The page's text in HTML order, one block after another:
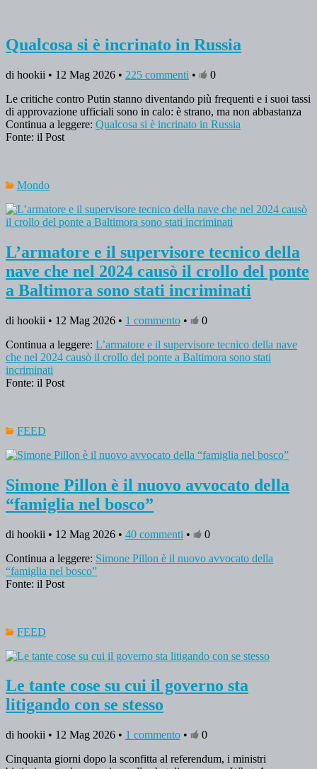
Qualcosa si è incrinato in Russia
di hookii • 12 Mag 2026 • 225 commenti •
0
Le critiche contro Putin stanno diventando più frequenti e i suoi tassi
di approvazione ufficiali sono in calo: è strano, ma non abbastanza
Continua a leggere: Qualcosa si è incrinato in Russia
Fonte: il Post
Mondo
L’armatore e il supervisore tecnico della
nave che nel 2024 causò il crollo del ponte
a Baltimora sono stati incriminati
di hookii • 12 Mag 2026 • 1 commento •
0
Continua a leggere: L’armatore e il supervisore tecnico della nave
che nel 2024 causò il crollo del ponte a Baltimora sono stati
incriminati
Fonte: il Post
FEED
Simone Pillon è il nuovo avvocato della
“famiglia nel bosco”
di hookii • 12 Mag 2026 • 40 commenti •
0
Continua a leggere: Simone Pillon è il nuovo avvocato della
“famiglia nel bosco”
Fonte: il Post
FEED
Le tante cose su cui il governo sta
litigando con se stesso
di hookii • 12 Mag 2026 • 1 commento •
0
Cinquanta giorni dopo la sconfitta al referendum, i ministri